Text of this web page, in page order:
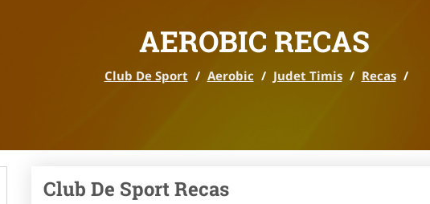
AEROBIC RECAS
Club De Sport / Aerobic / Judet Timis / Recas /
Club De Sport Recas